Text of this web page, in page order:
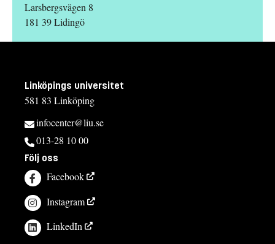
Larsbergsvägen 8
181 39 Lidingö
Linköpings universitet
581 83 Linköping
infocenter@liu.se
013-28 10 00
Följ oss
Facebook
Instagram
LinkedIn